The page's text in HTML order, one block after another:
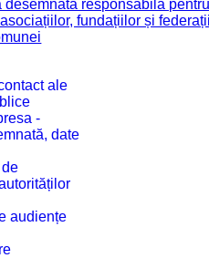
desemnată responsabilă
fundațiilor și
ale
-
date
audiențe